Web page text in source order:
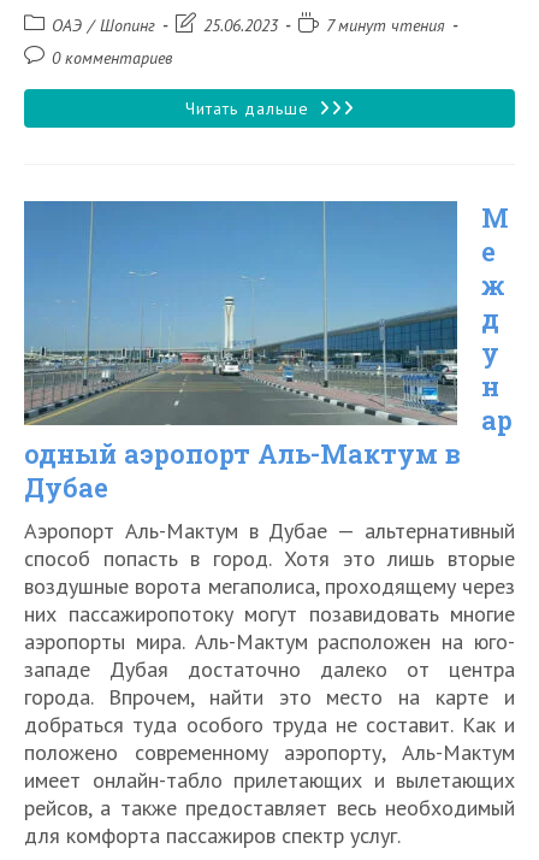
Рубрика
записи:
ОАЭ / Шопинг
Запись25.06.2023
Время7 минут чтения
Комментарии
0 комментариев
Читать дальше Шопинг
М
е
ж
д
у
н
ар
одный аэропорт Аль-Мактум в
Дубае
Аэропорт Аль-Мактум в Дубае — альтернативный
способ попасть в город. Хотя это лишь вторые
воздушные ворота мегаполиса, проходящему через
них пассажиропотоку могут позавидовать многие
аэропорты мира. Аль-Мактум расположен на юго-
западе Дубая достаточно далеко от центра
города. Впрочем, найти это место на карте и
добраться туда особого труда не составит. Как и
положено современному аэропорту, Аль-Мактум
имеет онлайн-табло прилетающих и вылетающих
рейсов, а также предоставляет весь необходимый
для комфорта пассажиров спектр услуг.